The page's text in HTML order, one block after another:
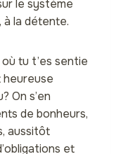
le système
à la détente.
tu t’es sentie
heureuse
On s’en
de bonheurs,
aussitôt
et